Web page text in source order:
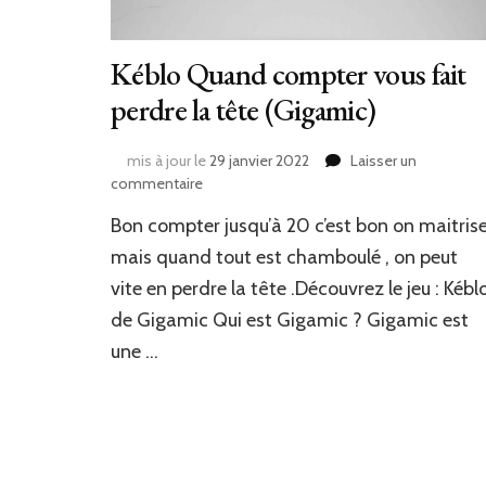
Kéblo Quand compter vous fait
perdre la tête (Gigamic)
mis à jour le29 janvier 2022
Laisser un
commentairesur
Quand
compter
fait
perdre
Bon compter jusqu’à 20 c’est bon on
mais quand tout est chamboulé , on peut
vite en perdre la tête .Découvrez le jeu :
de Gigamic Qui est Gigamic ? Gigamic est
une …